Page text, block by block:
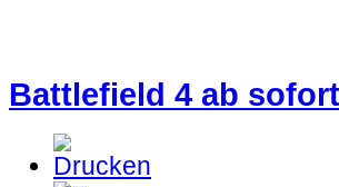
Battlefield 4 ab